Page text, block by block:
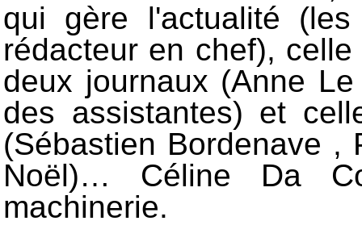
qui gère l'actualité
rédacteur en chef),
deux journaux (Anne
des assistantes) et
(Sébastien Bordenave ,
Noël)… Céline Da
machinerie.